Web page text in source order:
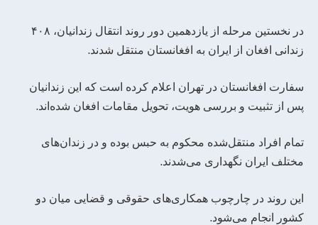
در نخستین مرحله از یازدهمین دور روند انتقال زندانیان، ۴۰۸
زندانی افغان از ایران به افغانستان منتقل شدند.
سفارت افغانستان در تهران اعلام کرده است که این زندانیان
پس از تثبیت و بررسی هویت، تحویل مقامات افغان شده‌اند.
تمام افراد منتقل‌شده محکوم به حبس بوده و در زندان‌های
مختلف ایران نگهداری می‌شدند.
این روند در چارچوب همکاری‌های حقوقی و قضایی میان دو
کشور انجام می‌شود.